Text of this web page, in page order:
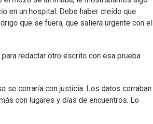
en un hospital. Debe haber creído que
que se fuera, que saliera urgente con el
redactar otro escrito con esa prueba
se cerraría con justicia. Los datos cerraban
con lugares y días de encuentros. Lo